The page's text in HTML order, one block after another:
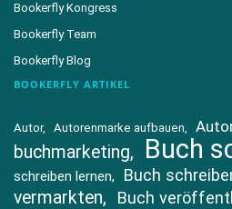
Bookerfly Kongress
Bookerfly Team
Bookerfly Blog
BOOKERFLY ARTIKEL
Autor Autorenmarke aufbauen
buchmarketing Buch
schreiben lernen
Buch
vermarkten
Buch